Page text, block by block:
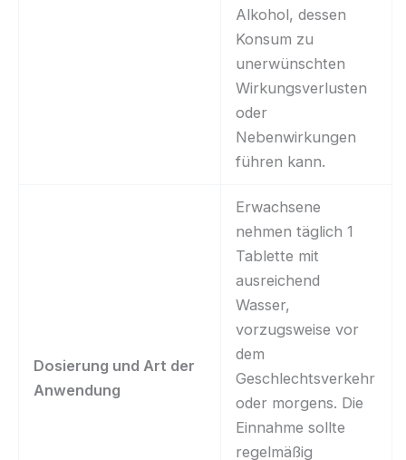
Alkohol, dessen
Konsum zu
unerwünschten
Wirkungsverlusten
oder
Nebenwirkungen
führen kann.
Dosierung und Art der
Anwendung
Erwachsene
nehmen täglich 1
Tablette mit
ausreichend
Wasser,
vorzugsweise vor
dem
Geschlechtsverkehr
oder morgens. Die
Einnahme sollte
regelmäßig